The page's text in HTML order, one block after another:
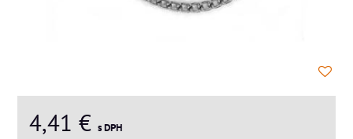
4,41 € s DPH